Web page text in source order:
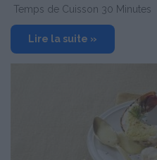
Temps de Cuisson 30 Minutes …
Lire la suite »